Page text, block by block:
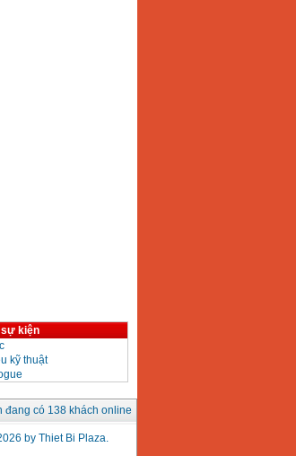
kiện
kỹ thuật
đang có 138 khách online
by Thiet Bi Plaza.